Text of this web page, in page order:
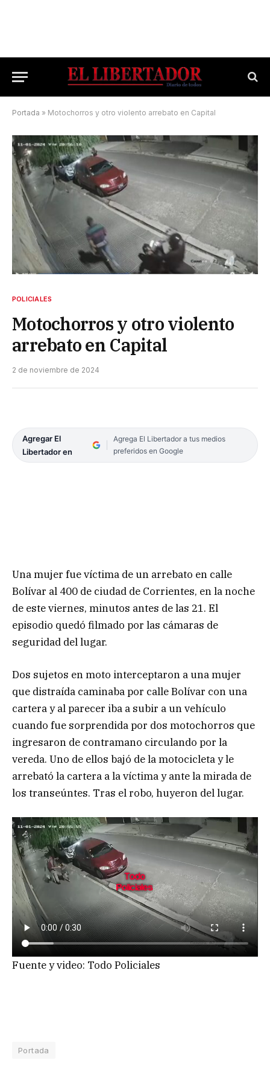
Portada » Motochorros y otro violento arrebato en Capital
POLICIALES
Motochorros y otro violento
arrebato en Capital
2 de noviembre de 2024
Agregar El
Libertador en
Agrega El Libertador a tus medios
preferidos en Google
Una mujer fue víctima de un arrebato en calle
Bolívar al 400 de ciudad de Corrientes, en la noche
de este viernes, minutos antes de las 21. El
episodio quedó filmado por las cámaras de
seguridad del lugar.
Dos sujetos en moto interceptaron a una mujer
que distraída caminaba por calle Bolívar con una
cartera y al parecer iba a subir a un vehículo
cuando fue sorprendida por dos motochorros que
ingresaron de contramano circulando por la
vereda. Uno de ellos bajó de la motocicleta y le
arrebató la cartera a la víctima y ante la mirada de
los transeúntes. Tras el robo, huyeron del lugar.
Fuente y video: Todo Policiales
Portada